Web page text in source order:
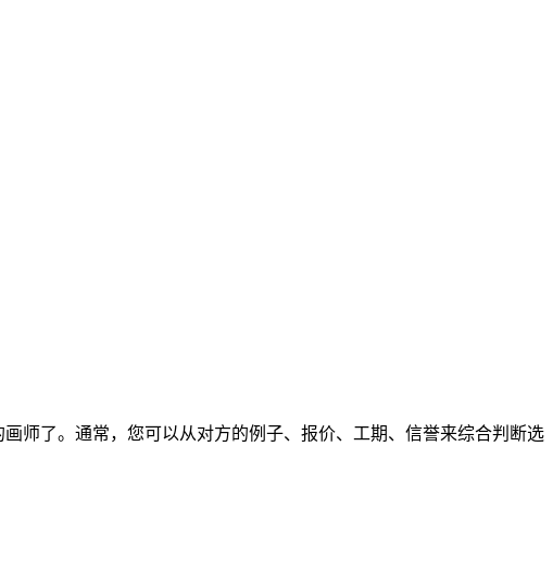
了。通常，您可以从对方的例子、报价、工期、信誉来综合判断选